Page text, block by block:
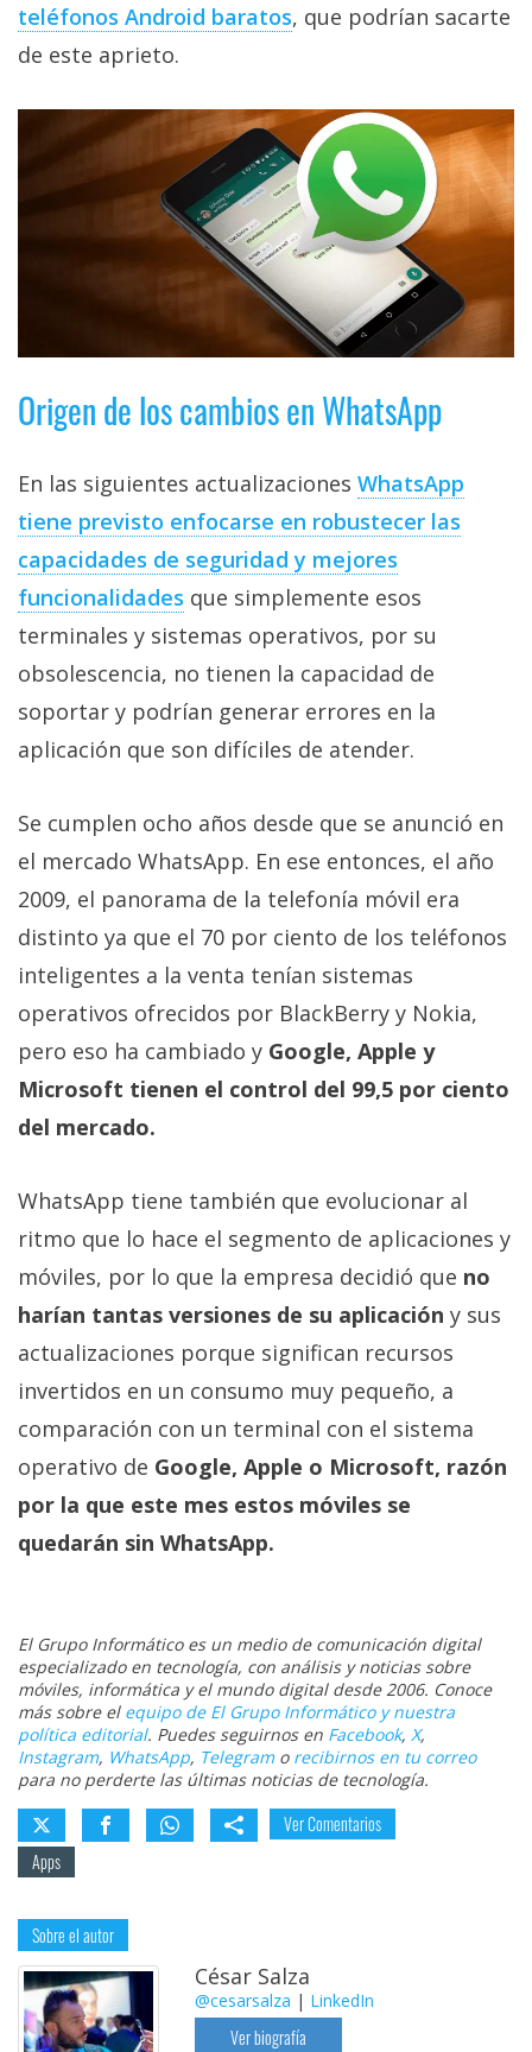
derechos
reservados
teléfonos Android baratos, que podrían sacarte
de este aprieto.
Origen de los cambios en WhatsApp
En las siguientes actualizaciones WhatsApp
tiene previsto enfocarse en robustecer las
capacidades de seguridad y mejores
funcionalidades que simplemente esos
terminales y sistemas operativos, por su
obsolescencia, no tienen la capacidad de
soportar y podrían generar errores en la
aplicación que son difíciles de atender.
Se cumplen ocho años desde que se anunció en
el mercado WhatsApp. En ese entonces, el año
2009, el panorama de la telefonía móvil era
distinto ya que el 70 por ciento de los teléfonos
inteligentes a la venta tenían sistemas
operativos ofrecidos por BlackBerry y Nokia,
pero eso ha cambiado y Google, Apple y
Microsoft tienen el control del 99,5 por ciento
del mercado.
WhatsApp tiene también que evolucionar al
ritmo que lo hace el segmento de aplicaciones y
móviles, por lo que la empresa decidió que no
harían tantas versiones de su aplicación y sus
actualizaciones porque significan recursos
invertidos en un consumo muy pequeño, a
comparación con un terminal con el sistema
operativo de Google, Apple o Microsoft, razón
por la que este mes estos móviles se
quedarán sin WhatsApp.
El Grupo Informático es un medio de comunicación digital
especializado en tecnología, con análisis y noticias sobre
móviles, informática y el mundo digital desde 2006. Conoce
más sobre el equipo de El Grupo Informático y nuestra
política editorial. Puedes seguirnos en Facebook, X,
Instagram, WhatsApp, Telegramo recibirnos en tu correo
para no perderte las últimas noticias de tecnología.
Ver Comentarios
Apps
Sobre el autor
César Salza
@cesarsalza | LinkedIn
Ver biografía